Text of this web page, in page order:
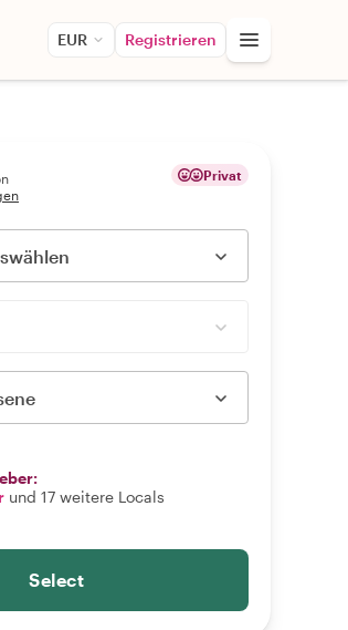
EUR Registrieren
Privat
und 17 weitere Locals
Select